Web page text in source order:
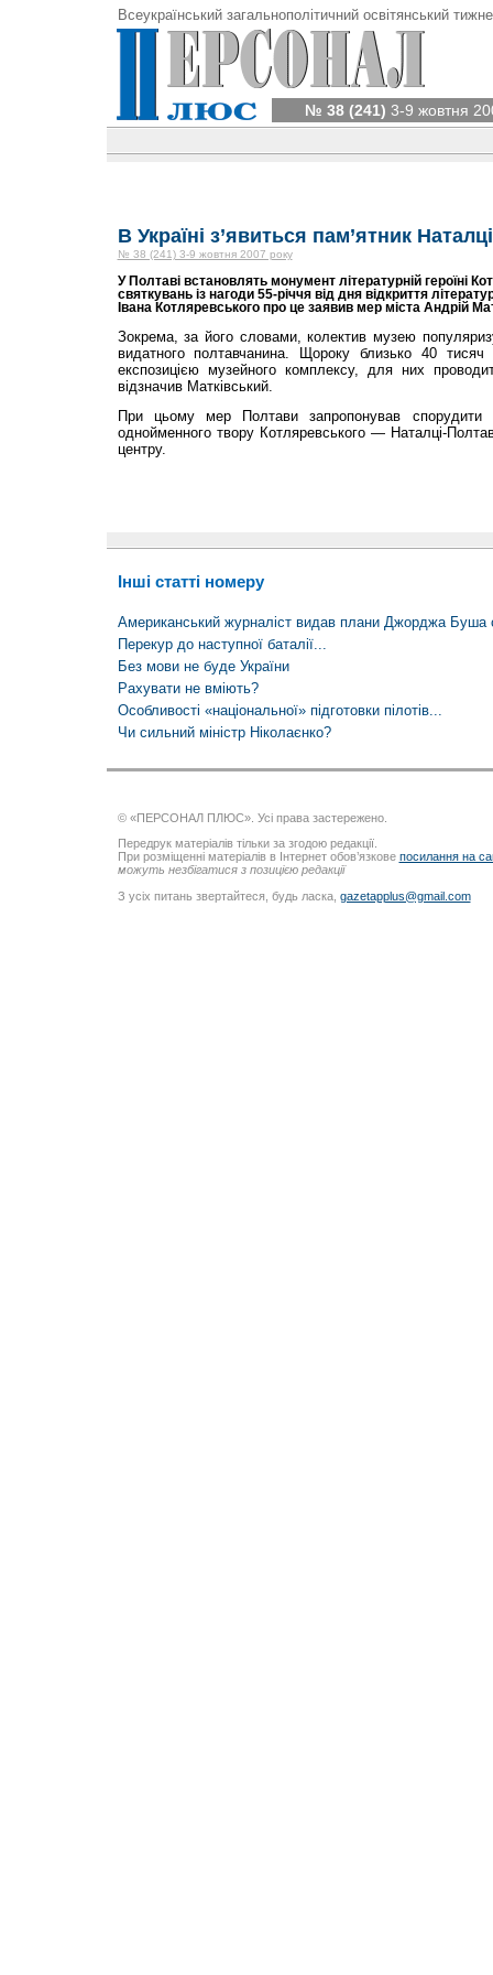
Всеукраїнський загальнополітичний освітянський
№ 38 (241) 3-9 жовтня
В Україні з’явиться пам’ятник
№ 38 (241) 3-9 жовтня 2007 року
У Полтаві встановлять монумент літературній героїні
святкувань із нагоди 55-річчя від дня відкриття
Івана Котляревського про це заявив мер міста Андрій
Зокрема, за його словами, колектив музею
видатного полтавчанина. Щороку близько 40 тисяч
експозицією музейного комплексу, для них
відзначив Матківський.
При цьому мер Полтави запропонував спорудити
однойменного твору Котляревського — Наталці-
центру.
Інші статті номеру
Американський журналіст видав плани Джорджа Буша
Перекур до наступної баталії...
Без мови не буде України
Рахувати не вміють?
Особливості «національної» підготовки пілотів...
Чи сильний міністр Ніколаєнко?
© «ПЕРСОНАЛ ПЛЮС». Усі права застережено.
Передрук матеріалів тільки за згодою редакції.
При розміщенні матеріалів в Інтернет обов’язкове посилання на
можуть незбігатися з позицією редакції
З усіх питань звертайтеся, будь ласка, gazetapplus@gmail.com